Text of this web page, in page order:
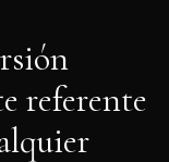
referente